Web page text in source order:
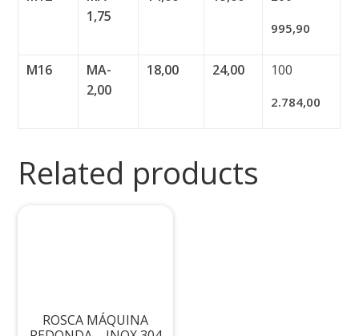
1,75
995,90
M16
MA-
2,00
18,00 24,00 100
2.784,00
Related products
ROSCA MÁQUINA